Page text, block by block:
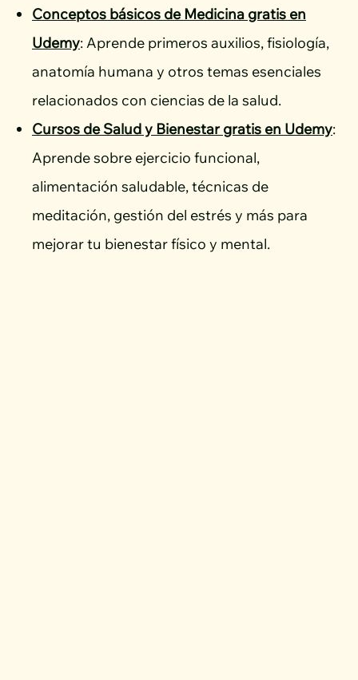
Conceptos básicos de Medicina gratis en
Udemy: Aprende primeros auxilios, fisiología,
anatomía humana y otros temas esenciales
relacionados con ciencias de la salud.
Cursos de Salud y Bienestar gratis en Udemy:
Aprende sobre ejercicio funcional,
alimentación saludable, técnicas de
meditación, gestión del estrés y más para
mejorar tu bienestar físico y mental.